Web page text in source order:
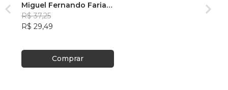
Miguel Fernando Farias
Moura
R$ 37,25
R$ 29,49
Comprar